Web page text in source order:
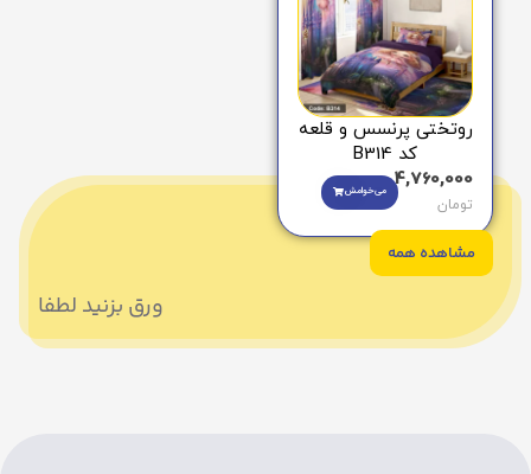
روتختی پرنسس و قلعه
کد B314
4,760,000
تومان
می‌خوامش
مشاهده همه
ورق بزنید لطفا